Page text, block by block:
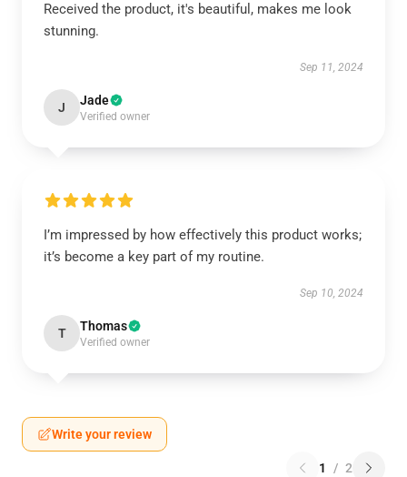
Received the product, it's beautiful, makes me look
stunning.
Sep 11, 2024
J Jade
Verified owner
I’m impressed by how effectively this product works;
it’s become a key part of my routine.
Sep 10, 2024
T Thomas
Verified owner
Write your review
1 / 2